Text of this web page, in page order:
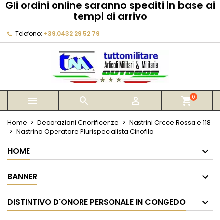
Gli ordini online saranno spediti in base ai
tempi di arrivo
Telefono: +39.0432 29 52 79
   shopping_cart0
Home Decorazioni Onorificenze
Nastrini Croce Rossa e 118
Nastrino Operatore Plurispecialista Cinofilo
HOME
BANNER
DISTINTIVO D'ONORE PERSONALE IN CONGEDO
My wishlists
add_circle_outline Create new list
Crea lista dei desideri
Annulla Crea lista dei desideri
Devi avere effettuato l'accesso per salvare dei
prodotti nella tua lista dei desideri.
Annulla